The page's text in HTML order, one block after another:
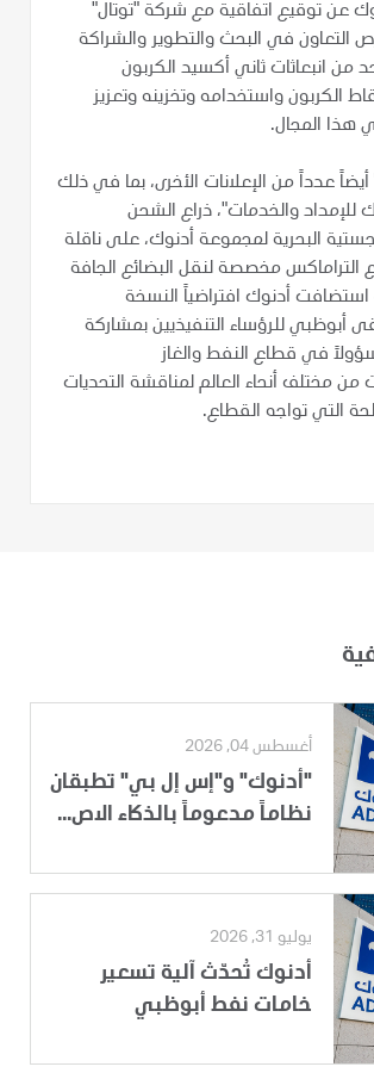
عن توقيع اتفاقية مع شركة "توتال"
في البحث والتطوير والشراكة
من انبعاثات ثاني أكسيد الكربون
الكربون واستخدامه وتخزينه وتعزيز
هذا المجال.
عدداً من الإعلانات الأخرى، بما في ذلك
للإمداد والخدمات"، ذراع الشحن
البحرية لمجموعة أدنوك، على ناقلة
التراماكس مخصصة لنقل البضائع الجافة
استضافت أدنوك افتراضياً النسخة
أبوظبي للرؤساء التنفيذيين بمشاركة
من 30 مسؤولاً في قطاع النفط والغاز
من مختلف أنحاء العالم لمناقشة التحديات
التي تواجه القطاع.
أغسطس 04, 2026
"أدنوك" و"إس إل بي" تطبقان
نظاماً مدعوماً بالذكاء الاص...
يوليو 31, 2026
أدنوك تُحدّث آلية تسعير
خامات نفط أبوظبي